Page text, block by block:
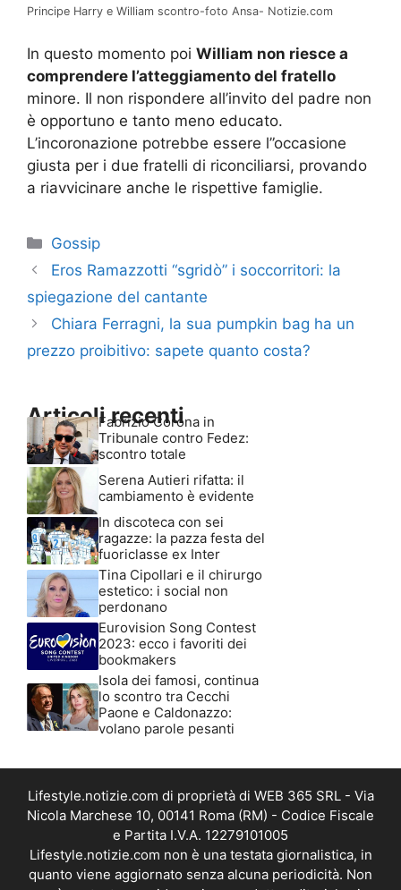
Principe Harry e William scontro-foto Ansa- Notizie.com
In questo momento poi William non riesce a
comprendere l’atteggiamento del fratello
minore. Il non rispondere all’invito del padre non
è opportuno e tanto meno educato.
L’incoronazione potrebbe essere l”occasione
giusta per i due fratelli di riconciliarsi, provando
a riavvicinare anche le rispettive famiglie.
Categorie
Gossip
Eros Ramazzotti “sgridò” i soccorritori: la
spiegazione del cantante
Chiara Ferragni, la sua pumpkin bag ha un
prezzo proibitivo: sapete quanto costa?
Articoli recenti
Fabrizio Corona in
Tribunale contro Fedez:
scontro totale
Serena Autieri rifatta: il
cambiamento è evidente
In discoteca con sei
ragazze: la pazza festa del
fuoriclasse ex Inter
Tina Cipollari e il chirurgo
estetico: i social non
perdonano
Eurovision Song Contest
2023: ecco i favoriti dei
bookmakers
Isola dei famosi, continua
lo scontro tra Cecchi
Paone e Caldonazzo:
volano parole pesanti
Lifestyle.notizie.com di proprietà di WEB 365 SRL - Via
Nicola Marchese 10, 00141 Roma (RM) - Codice Fiscale
e Partita I.V.A. 12279101005
Lifestyle.notizie.com non è una testata giornalistica, in
quanto viene aggiornato senza alcuna periodicità. Non